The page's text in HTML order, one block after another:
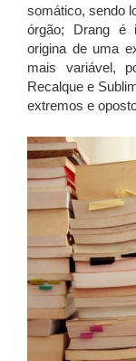
somático, sendo
órgão; Drang é
origina de uma
mais variável,
Recalque e
extremos e